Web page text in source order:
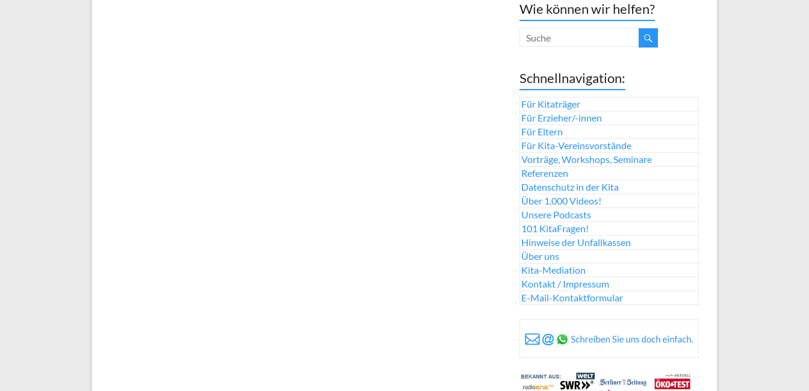
Wie können wir helfen?
Schnellnavigation:
Für Kitaträger
Für Erzieher/-innen
Für Eltern
Für Kita-Vereinsvorstände
Vorträge, Workshops, Seminare
Referenzen
Datenschutz in der Kita
Über 1.000 Videos!
Unsere Podcasts
101 KitaFragen!
Hinweise der Unfallkassen
Über uns
Kita-Mediation
Kontakt / Impressum
E-Mail-Kontaktformular